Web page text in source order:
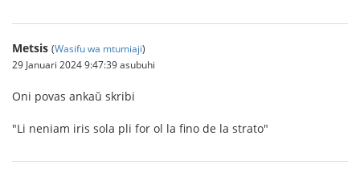
Metsis (Wasifu wa mtumiaji)
29 Januari 2024 9:47:39 asubuhi
Oni povas ankaŭ skribi
"Li neniam iris sola pli for ol la fino de la strato"